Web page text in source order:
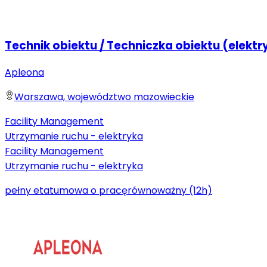
Technik obiektu / Techniczka obiektu
Apleona
Warszawa, województwo mazowieckie
Facility Management
Utrzymanie ruchu - elektryka
Facility Management
Utrzymanie ruchu - elektryka
pełny etatumowa o pracęrównoważny (12h)